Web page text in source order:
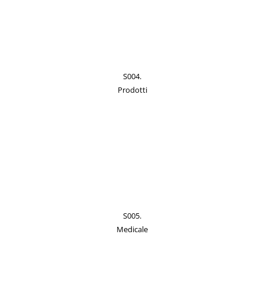
S004.
Prodotti
S005.
Medicale